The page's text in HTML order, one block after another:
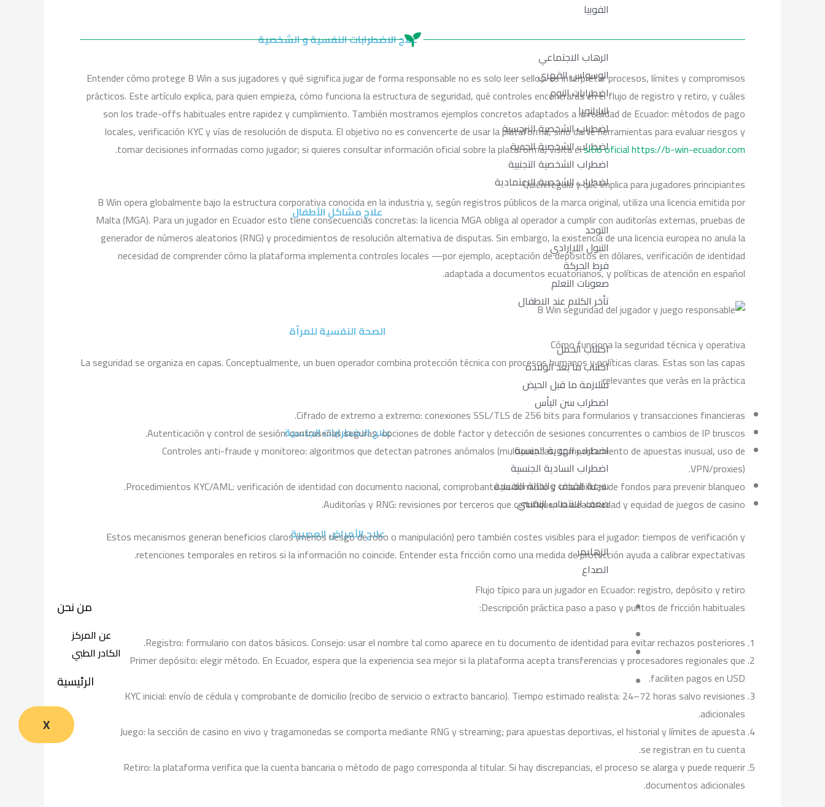
الفوبيا
علاج الاضطرابات النفسية و الشخصية
الرهاب الاجتماعي
الوسواس القهري
اضطرابات النوم
البارانويا
اضطراب الشخصية النرجسية
اضطراب الشخصية الحدية
اضطراب الشخصية التجنبية
اضطراب الشخصية الاعتمادية
علاج مشاكل الأطفال
التوحد
التبول اللاإرادي
فرط الحركة
صعوبات التعلم
تأخر الكلام عند الاطفال
الصحة النفسية للمرأة
اكتئاب الحمل
اكتئاب ما بعد الولادة
متلازمة ما قبل الحيض
اضطراب سن اليأس
علاج الاضطرابات الجنسية
اضطراب الهوية الجنسية
اضطراب السادية الجنسية
سرعة القذف والحالة النفسية
ضعف الانتصاب النفسي
علاج الأمراض العصبية
الزهايمر
الصداع
من نحن
عن المركز
الكادر الطبي
الرئيسية
X
Entender cómo protege B Win a sus jugadores y qué significa jugar de forma responsable no es solo leer sellos: es interpretar procesos, límites y compromisos
prácticos. Este artículo explica, para quien empieza, cómo funciona la estructura de seguridad, qué controles encontrarás en el flujo de registro y retiro, y cuáles
son los trade-offs habituales entre rapidez y cumplimiento. También mostramos ejemplos concretos adaptados a la realidad de Ecuador: métodos de pago
locales, verificación KYC y vías de resolución de disputa. El objetivo no es convencerte de usar la plataforma, sino darte herramientas para evaluar riesgos y
tomar decisiones informadas como jugador; si quieres consultar información oficial sobre la plataforma, visita elsitio oficial https://b-win-ecuador.com
.
Quién regula y qué implica para jugadores principiantes
B Win opera globalmente bajo la estructura corporativa conocida en la industria y, según registros públicos de la marca original, utiliza una licencia emitida por
Malta (MGA). Para un jugador en Ecuador esto tiene consecuencias concretas: la licencia MGA obliga al operador a cumplir con auditorías externas, pruebas de
generador de números aleatorios (RNG) y procedimientos de resolución alternativa de disputas. Sin embargo, la existencia de una licencia europea no anula la
necesidad de comprender cómo la plataforma implementa controles locales —por ejemplo, aceptación de depósitos en dólares, verificación de identidad
adaptada a documentos ecuatorianos, y políticas de atención en español.
Cómo funciona la seguridad técnica y operativa
La seguridad se organiza en capas. Conceptualmente, un buen operador combina protección técnica con procesos humanos y políticas claras. Estas son las capas
relevantes que verás en la práctica:
Cifrado de extremo a extremo: conexiones SSL/TLS de 256 bits para formularios y transacciones financieras.
Autenticación y control de sesión: contraseñas seguras, opciones de doble factor y detección de sesiones concurrentes o cambios de IP bruscos.
Controles anti-fraude y monitoreo: algoritmos que detectan patrones anómalos (multicuentas, comportamiento de apuestas inusual, uso de
VPN/proxies).
Procedimientos KYC/AML: verificación de identidad con documento nacional, comprobante de domicilio y trazabilidad de fondos para prevenir blanqueo.
Auditorías y RNG: revisiones por terceros que certifiquen la aleatoriedad y equidad de juegos de casino.
Estos mecanismos generan beneficios claros (menos riesgo de robo o manipulación) pero también costes visibles para el jugador: tiempos de verificación y
retenciones temporales en retiros si la información no coincide. Entender esta fricción como una medida de protección ayuda a calibrar expectativas.
Flujo típico para un jugador en Ecuador: registro, depósito y retiro
Descripción práctica paso a paso y puntos de fricción habituales:
Registro: formulario con datos básicos. Consejo: usar el nombre tal como aparece en tu documento de identidad para evitar rechazos posteriores.
Primer depósito: elegir método. En Ecuador, espera que la experiencia sea mejor si la plataforma acepta transferencias y procesadores regionales que
faciliten pagos en USD.
KYC inicial: envío de cédula y comprobante de domicilio (recibo de servicio o extracto bancario). Tiempo estimado realista: 24–72 horas salvo revisiones
adicionales.
Juego: la sección de casino en vivo y tragamonedas se comporta mediante RNG y streaming; para apuestas deportivas, el historial y límites de apuesta
se registran en tu cuenta.
Retiro: la plataforma verifica que la cuenta bancaria o método de pago corresponda al titular. Si hay discrepancias, el proceso se alarga y puede requerir
documentos adicionales.